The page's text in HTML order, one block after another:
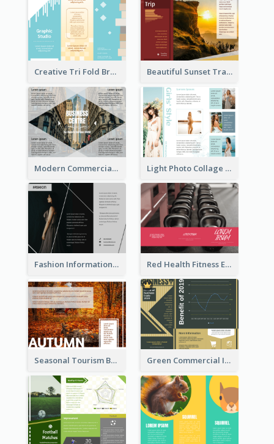
Creative Tri Fold Brochure Beautiful Sunset Travel Brochure
Modern Commercial Real Estate Brochure Light Photo Collage Tri Fold Brochure
Fashion Informational Tri Fold Brochure Red Health Fitness Event Brochure
Seasonal Tourism Brochure Green Commercial Informational Tri Fold Brochure